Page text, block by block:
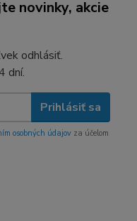
novinky, akcie
odhlásiť.
dní.
Prihlásiť sa
osobných údajov za účelom